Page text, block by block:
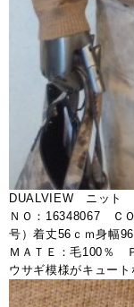
DUALVIEW ニット
ＮＯ：16348067 Ｃ
号）着丈56ｃｍ身幅
ＭＡＴＥ：毛100％
ウサギ模様がキュー